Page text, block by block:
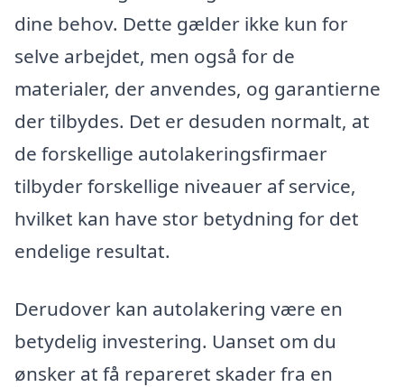
dine behov. Dette gælder ikke kun for
selve arbejdet, men også for de
materialer, der anvendes, og garantierne
der tilbydes. Det er desuden normalt, at
de forskellige autolakeringsfirmaer
tilbyder forskellige niveauer af service,
hvilket kan have stor betydning for det
endelige resultat.
Derudover kan autolakering være en
betydelig investering. Uanset om du
ønsker at få repareret skader fra en